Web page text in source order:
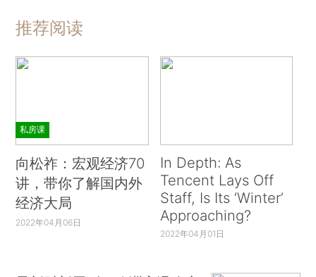
推荐阅读
私房课
向松祚：宏观经济70
讲，带你了解国内外
经济大局
2022年04月06日
In Depth: As
Tencent Lays Off
Staff, Is Its ‘Winter’
Approaching?
2022年04月01日